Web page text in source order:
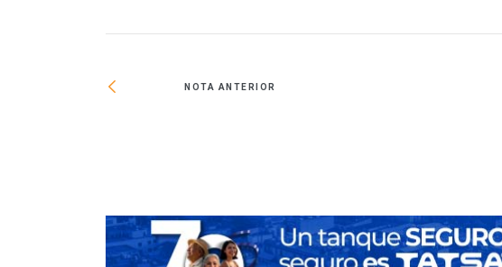
NOTA ANTERIOR